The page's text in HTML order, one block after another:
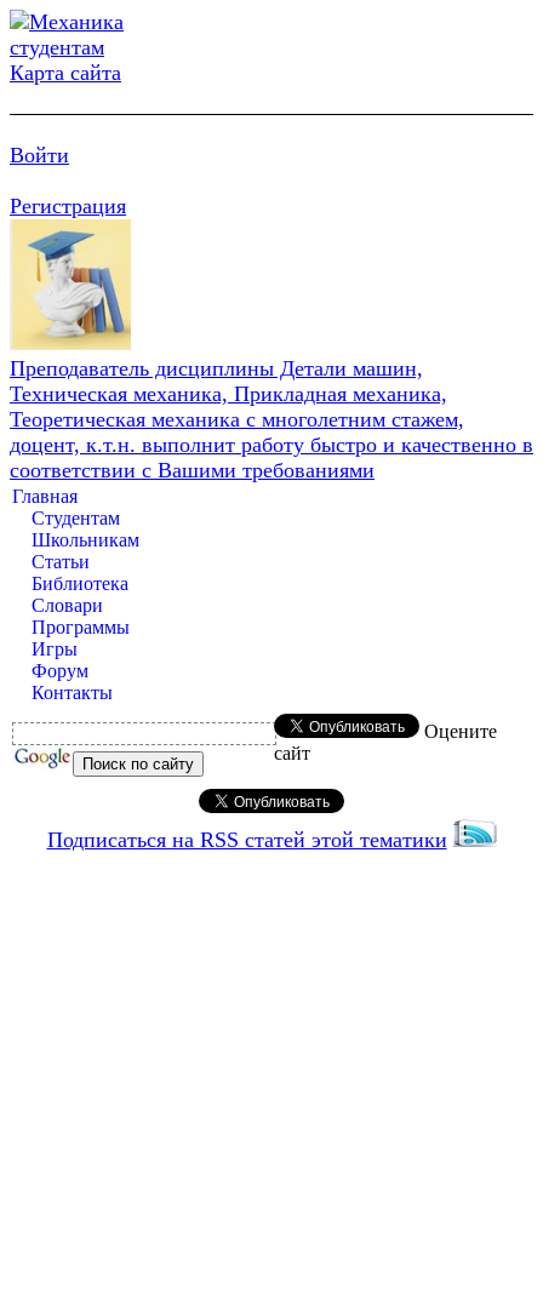
Карта сайта
Войти
Регистрация
Преподаватель дисциплины Детали машин,
Техническая механика, Прикладная механика,
Теоретическая механика с многолетним стажем,
доцент, к.т.н. выполнит работу быстро и качественно в
соответствии с Вашими требованиями
Главная
Студентам
Школьникам
Статьи
Библиотека
Словари
Программы
Игры
Форум
Контакты
Оцените
сайт
Подписаться на RSS статей этой тематики